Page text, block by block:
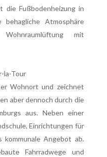
die Fußbodenheizung in
Atmosphäre
mit
la-Tour
Wohnort und zeichnet
aber dennoch durch die
aus. Neben einer
Einrichtungen für
Angebot ab.
Fahrradwege und